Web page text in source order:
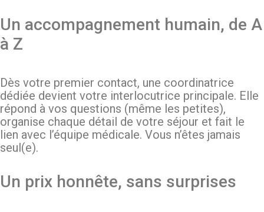
Un accompagnement humain, de A
à Z
Dès votre premier contact, une coordinatrice
dédiée devient votre interlocutrice principale. Elle
répond à vos questions (même les petites),
organise chaque détail de votre séjour et fait le
lien avec l’équipe médicale. Vous n’êtes jamais
seul(e).
Un prix honnête, sans surprises